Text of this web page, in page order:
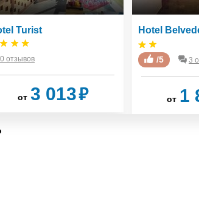
Turist
0 отзывов
от 3 013₽
Hotel
/5 3
от 1